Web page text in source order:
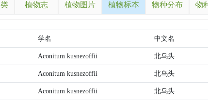
植物志 植物图片 植物标本 物种分布 物
学名 中文名
Aconitum kusnezoffii 北乌头
Aconitum kusnezoffii 北乌头
Aconitum kusnezoffii 北乌头